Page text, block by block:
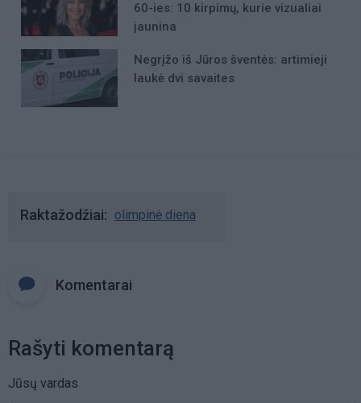
60-ies: 10 kirpimų, kurie vizualiai
jaunina
Negrįžo iš Jūros šventės: artimieji
laukė dvi savaites
Raktažodžiai olimpinė diena
Komentarai
Rašyti komentarą
Jūsų vardas